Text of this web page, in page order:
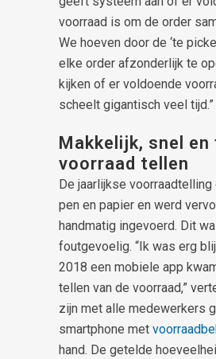
voorraad is om de order
We hoeven door de ‘te
elke order afzonderlijk te
kijken of er voldoende
scheelt gigantisch veel tijd.”
Makkelijk, snel
voorraad tellen
De jaarlijkse
pen en papier en werd
handmatig ingevoerd. Dit
foutgevoelig. “Ik was erg
2018 een mobiele app
tellen van de voorraad,”
zijn met alle medewerkers
smartphone met
hand. De getelde